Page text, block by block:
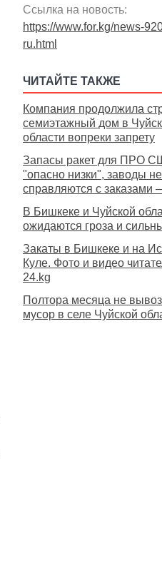
Ссылка на новость:
https://www.for.kg/news-
ru.html
ЧИТАЙТЕ ТАКЖЕ
Компания продолжила
семиэтажный дом в
области вопреки запрету
Запасы ракет для ПРО
"опасно низки", заводы не
справляются с
В Бишкеке и Чуйской
ожидаются гроза и
Закаты в Бишкеке и на
Куле. Фото и видео
24.kg
Полтора месяца не
мусор в селе Чуйской